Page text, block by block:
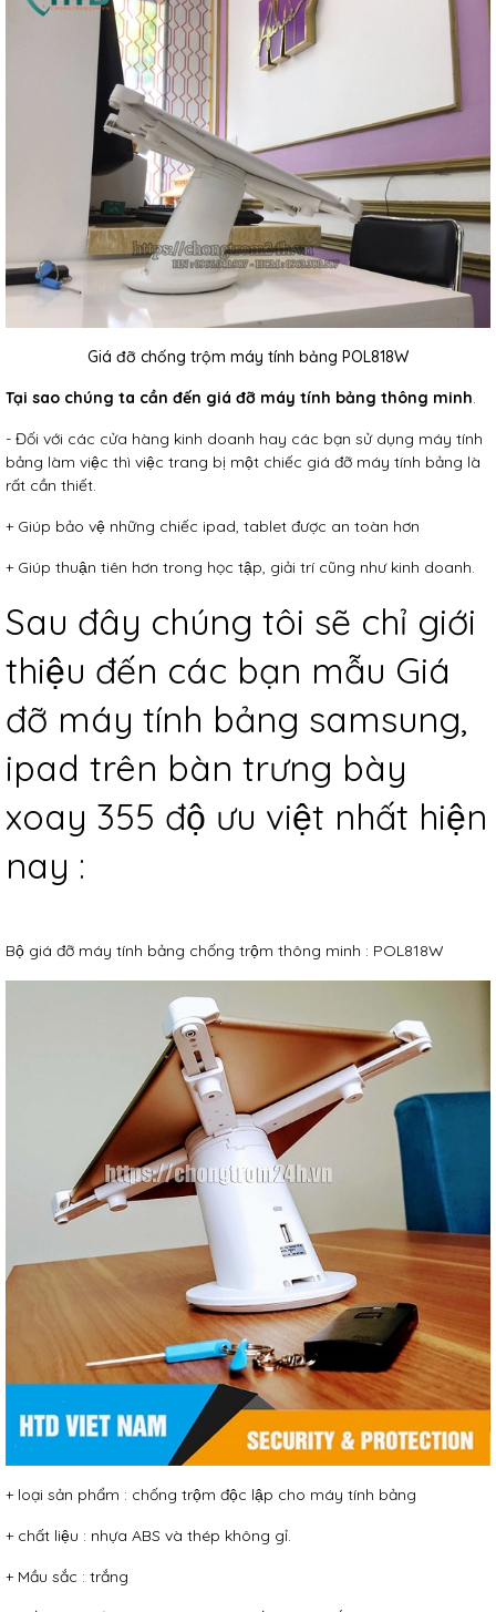
Giá đỡ chống trộm máy tính bảng POL818W
Tại sao chúng ta cần đến giá đỡ máy tính bảng thông minh
- Đối với các cửa hàng kinh doanh hay các bạn sử dụng máy tính
bảng làm việc thì việc trang bị một chiếc giá đỡ máy tính bảng là
rất cần thiết.
+ Giúp bảo vệ những chiếc ipad, tablet được an toàn hơn
+ Giúp thuận tiên hơn trong học tập, giải trí cũng như kinh doanh.
Sau đây chúng tôi sẽ chỉ giới
thiệu đến các bạn mẫu Giá
đỡ máy tính bảng samsung,
ipad trên bàn trưng bày
xoay 355 độ ưu việt nhất hiện
nay :
Bộ giá đỡ máy tính bảng chống trộm thông minh : POL818W
+ loại sản phẩm : chống trộm độc lập cho máy tính bảng
+ chất liệu : nhựa ABS và thép không gỉ.
+ Mầu sắc : trắng